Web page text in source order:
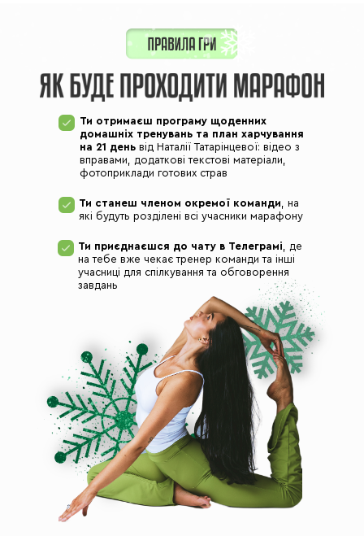
Ти отримаєш програму щоденних
домашніх тренувань та план харчування
на 21 день від Наталії Татарінцевої: відео з
вправами, додаткові текстові матеріали,
фотоприклади готових страв
Ти станеш членом окремої команди , на
які будуть розділені всі учасники марафону
Ти приєднаєшся до чату в Телеграмі , де
на тебе вже чекає тренер команди та інші
учасниці для спілкування та обговорення
завдань